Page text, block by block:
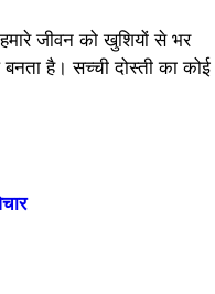
है। सच्ची दोस्ती का कोई